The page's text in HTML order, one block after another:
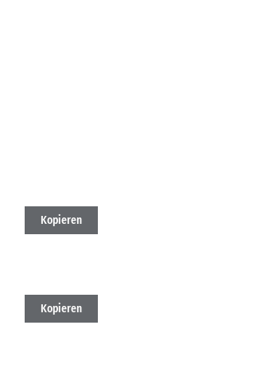
Kopieren
Kopieren